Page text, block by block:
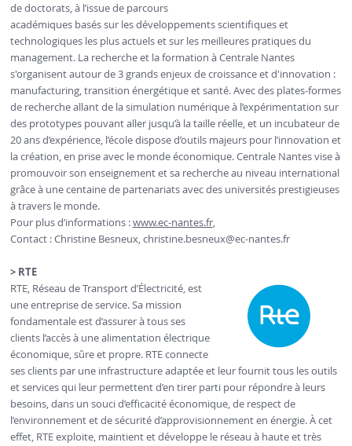
de doctorats, à l’issue de parcours
académiques basés sur les développements scientifiques et
technologiques les plus actuels et sur les meilleures pratiques du
management. La recherche et la formation à Centrale Nantes
s'organisent autour de 3 grands enjeux de croissance et d'innovation :
manufacturing, transition énergétique et santé. Avec des plates-formes
de recherche allant de la simulation numérique à l’expérimentation sur
des prototypes pouvant aller jusqu’à la taille réelle, et un incubateur de
20 ans d’expérience, l’école dispose d’outils majeurs pour l’innovation et
la création, en prise avec le monde économique. Centrale Nantes vise à
promouvoir son enseignement et sa recherche au niveau international
grâce à une centaine de partenariats avec des universités prestigieuses
à travers le monde.
Pour plus d’informations :www.ec-nantes.fr,
Contact : Christine Besneux,christine.besneux@ec-nantes.fr
> RTE
RTE, Réseau de Transport d’Électricité, est
une entreprise de service. Sa mission
fondamentale est d’assurer à tous ses
clients l’accès à une alimentation électrique
économique, sûre et propre. RTE connecte
ses clients par une infrastructure adaptée et leur fournit tous les outils
et services qui leur permettent d’en tirer parti pour répondre à leurs
besoins, dans un souci d’efficacité économique, de respect de
l’environnement et de sécurité d’approvisionnement en énergie. À cet
effet, RTE exploite, maintient et développe le réseau à haute et très